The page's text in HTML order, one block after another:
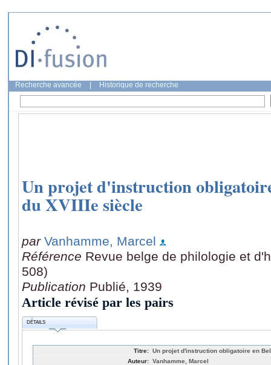
Recherche avancée Historique de recherche
Un projet d'instruction
du XVIIIe siècle
par Vanhamme, Marcel
Référence Revue belge de philologie et
508)
Publication Publié, 1939
Article révisé par les pairs
DÉTAILS
Titre: Un projet d'instruction obligatoire en
Auteur: Vanhamme, Marcel